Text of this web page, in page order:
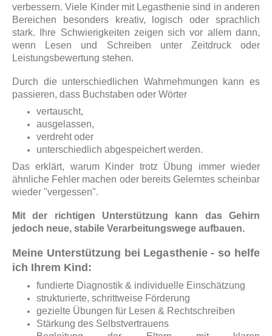
verbessern.Viele Kinder mit Legasthenie sind in anderen
Bereichen besonders kreativ, logisch oder sprachlich
stark.
Ihre Schwierigkeiten zeigen sich vor allem dann,
wenn Lesen und Schreiben unter Zeitdruck oder
Leistungsbewertung stehen.
Durch die unterschiedlichen Wahrnehmungen kann es
passieren, dass Buchstaben oder Wörter
vertauscht,
ausgelassen,
verdrehtoder
unterschiedlich abgespeichert werden.
Das erklärt, warum Kinder trotz Übung immer wieder
ähnliche Fehler machen oder bereits Gelerntes scheinbar
wieder "vergessen".
Mit der richtigen Unterstützung kann das Gehirn
jedoch neue, stabile Verarbeitungswege aufbauen.
Meine Unterstützung bei Legasthenie - so helfe
ich Ihrem Kind:
fundierte Diagnostik & individuelle Einschätzung
strukturierte, schrittweise Förderung
gezielte Übungen für Lesen & Rechtschreiben
Stärkung des Selbstvertrauens